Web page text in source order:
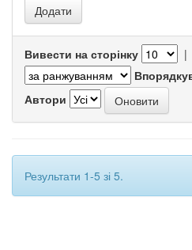
Вивести на сторінку |
Автори
Результати 1-5 зі 5.